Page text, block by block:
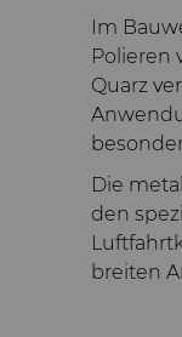
Im
Polieren
Quarz
Die
den
breiten